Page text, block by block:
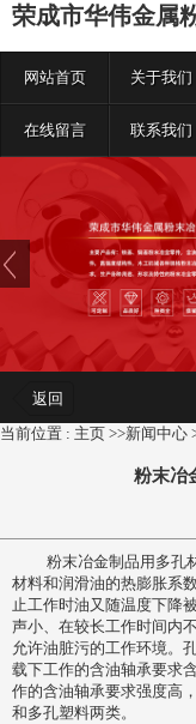
荣成市华伟金属
网站首页 关于我们
在线留言 联系我们
返回
当前位置 : 主页 >>新闻中心
粉末冶
粉末冶金制品用多孔材
材料和润滑油的热膨胀系
止工作时油又随温度下降
声小、在较长工作时间内
允许油脏污的工作环境。
载下工作的含油轴承要求
作的含油轴承要求强度高
和多孔塑料两类。